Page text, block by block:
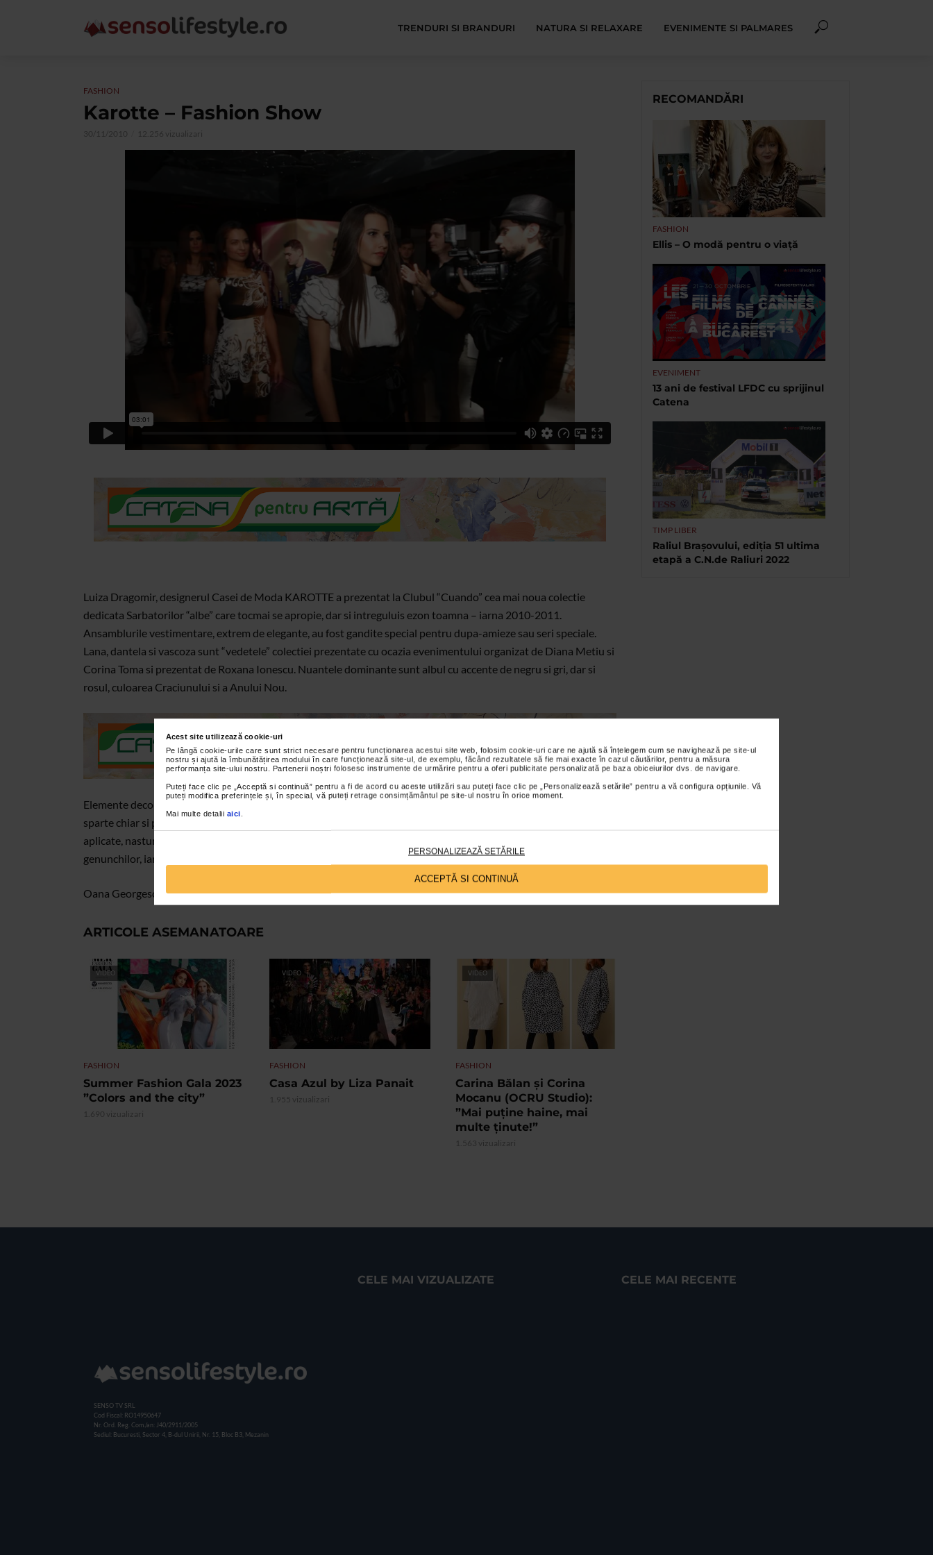
Acest site utilizează cookie-uri
Pe lângă cookie-urile care sunt strict necesare pentru funcționarea acestui site web, folosim cookie-uri care ne ajută să înțelegem cum se navighează pe site-ul
nostru și ajută la îmbunătățirea modului în care funcționează site-ul, de exemplu, făcând rezultatele să fie mai exacte în cazul căutărilor, pentru a măsura
performanța site-ului nostru. Partenerii noștri folosesc instrumente de urmărire pentru a oferi publicitate personalizată pe baza obiceiurilor dvs. de navigare.
Puteți face clic pe „Acceptă si continuă” pentru a fi de acord cu aceste utilizări sau puteți face clic pe „Personalizează setările” pentru a vă configura opțiunile. Vă
puteți modifica preferințele și, în special, vă puteți retrage consimțământul pe site-ul nostru în orice moment.
Mai multe detalii aici
PERSONALIZEAZĂ SETĂRILE
ACCEPTĂ SI CONTINUĂ
TRENDURI SI BRANDURI NATURA SI RELAXARE EVENIMENTE SI PALMARES
FASHION
Karotte – Fashion Show
30/11/2010 12.256 vizualizari
Luiza Dragomir, designerul Casei de Moda KAROTTE a prezentat la Clubul “Cuando” cea mai noua colectie
dedicata Sarbatorilor “albe” care tocmai se apropie, dar si intreguluis ezon toamna – iarna 2010-2011.
Ansamblurile vestimentare, extrem de elegante, au fost gandite special pentru dupa-amieze sau seri speciale.
Lana, dantela si vascoza sunt “vedetele” colectiei prezentate cu ocazia evenimentului organizat de Diana Metiu si
Corina Toma si prezentat de Roxana Ionescu. Nuantele dominante sunt albul cu accente de negru si gri, dar si
rosul, culoarea Craciunului si a Anului Nou.
Elemente decorative sunt nelipsite in ansamblul vestimentar imaginat de designerul Luiza Dragomir – broderii
sparte chiar si pe paltonase, aplicatii de saten, dantele simple, dantele cu margele, paiete si pene, pasmanterii
aplicate, nasturi decorativi cu incrustatii metalice. Lungimea rochiilor si a fustelor se opreste in dreptul
genunchilor, iar croiurile scot in evidenta linia corpului si in special talia, care genereaza feminitate si gratie.
Oana Georgescu
ARTICOLE ASEMANATOARE
VIDEO
FASHION
Summer Fashion Gala 2023
”Colors and the city”
1.690 vizualizari
VIDEO
FASHION
Casa Azul by Liza Panait
1.955 vizualizari
VIDEO
FASHION
Carina Bălan și Corina
Mocanu (OCRU Studio):
”Mai puține haine, mai
multe ținute!”
1.563 vizualizari
RECOMANDĂRI
FASHION
Ellis – O modă pentru o viață
EVENIMENT
13 ani de festival LFDC cu sprijinul
Catena
TIMP LIBER
Raliul Brașovului, ediția 51 ultima
etapă a C.N.de Raliuri 2022
SENSO TV SRL
Cod Fiscal: RO14950647
Nr. Ord. Reg. Com./an: J40/2911/2005
Sediul: Bucuresti, Sector 4, B-dul Unirii, Nr. 15, Bloc B3, Mezanin
CELE MAI VIZUALIZATE CELE MAI RECENTE